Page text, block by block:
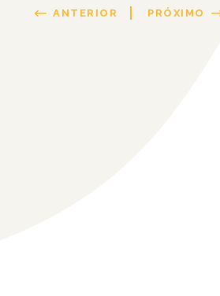
ANTERIOR PRÓXIMO